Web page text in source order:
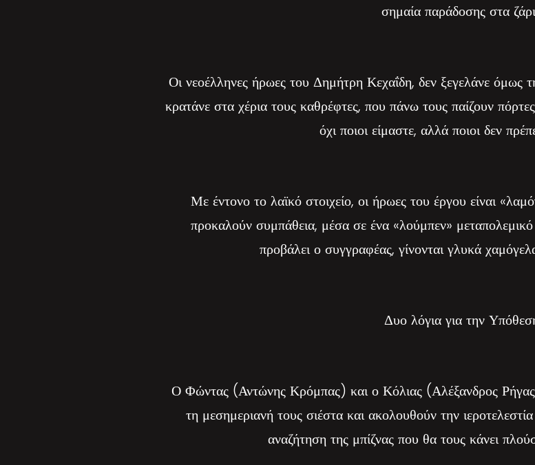
σημαία παράδοσης στα
Οι νεοέλληνες ήρωες του Δημήτρη Κεχαΐδη, δεν ξεγελάνε όμως
κρατάνε στα χέρια τους καθρέφτες, που πάνω τους παίζουν
όχι ποιοι είμαστε, αλλά ποιοι δεν
Με έντονο το λαϊκό στοιχείο, οι ήρωες του έργου είναι
προκαλούν συμπάθεια, μέσα σε ένα «λούμπεν» μεταπολεμικό
προβάλει ο συγγραφέας, γίνονται γλυκά
Δυο λόγια για την
Ο Φώντας (Αντώνης Κρόμπας) και ο Κόλιας (Αλέξανδρος
τη μεσημεριανή τους σιέστα και ακολουθούν την
αναζήτηση της μπίζνας που θα τους κάνει